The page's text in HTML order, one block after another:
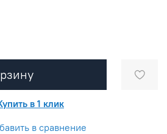
в 1 клик
в сравнение